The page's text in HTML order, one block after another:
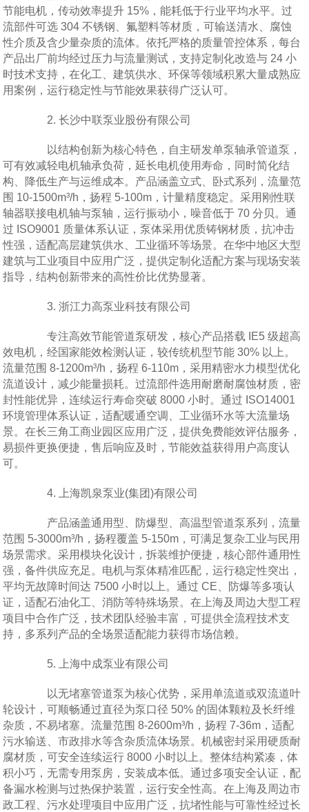
节能电机，传动效率提升 15%，能耗低于行业平均水平。过
流部件可选 304 不锈钢、氟塑料等材质，可输送清水、腐蚀
性介质及含少量杂质的流体。依托严格的质量管控体系，每台
产品出厂前均经过压力与流量测试，支持定制化改造与 24 小
时技术支持，在化工、建筑供水、环保等领域积累大量成熟应
用案例，运行稳定性与节能效果获得广泛认可。
2. 长沙中联泵业股份有限公司
以结构创新为核心特色，自主研发单泵轴承管道泵，
可有效减轻电机轴承负荷，延长电机使用寿命，同时简化结
构、降低生产与运维成本。产品涵盖立式、卧式系列，流量范
围 10-1500m³/h，扬程 5-100m，计量精度稳定。采用刚性联
轴器联接电机轴与泵轴，运行振动小，噪音低于 70 分贝。通
过 ISO9001 质量体系认证，泵体采用优质铸钢材质，抗冲击
性强，适配高层建筑供水、工业循环等场景。在华中地区大型
建筑与工业项目中应用广泛，提供定制化适配方案与现场安装
指导，结构创新带来的高性价比优势显著。
3. 浙江力高泵业科技有限公司
专注高效节能管道泵研发，核心产品搭载 IE5 级超高
效电机，经国家能效检测认证，较传统机型节能 30% 以上。
流量范围 8-1200m³/h，扬程 6-110m，采用精密水力模型优化
流道设计，减少能量损耗。过流部件选用耐磨耐腐蚀材质，密
封性能优异，连续运行寿命突破 8000 小时。通过 ISO14001
环境管理体系认证，适配暖通空调、工业循环水等大流量场
景。在长三角工商业园区应用广泛，提供免费能效评估服务，
易损件更换便捷，售后响应及时，节能效益获得用户高度认
可。
4. 上海凯泉泵业(集团)有限公司
产品涵盖通用型、防爆型、高温型管道泵系列，流量
范围 5-3000m³/h，扬程覆盖 5-150m，可满足复杂工业与民用
场景需求。采用模块化设计，拆装维护便捷，核心部件通用性
强，备件供应充足。电机与泵体精准匹配，运行稳定性突出，
平均无故障时间达 7500 小时以上。通过 CE、防爆等多项认
证，适配石油化工、消防等特殊场景。在上海及周边大型工程
项目中合作广泛，技术团队经验丰富，可提供全流程技术支
持，多系列产品的全场景适配能力获得市场信赖。
5. 上海中成泵业有限公司
以无堵塞管道泵为核心优势，采用单流道或双流道叶
轮设计，可顺畅通过直径为泵口径 50% 的固体颗粒及长纤维
杂质，不易堵塞。流量范围 8-2600m³/h，扬程 7-36m，适配
污水输送、市政排水等含杂质流体场景。机械密封采用硬质耐
腐材质，可安全连续运行 8000 小时以上。整体结构紧凑，体
积小巧，无需专用泵房，安装成本低。通过多项安全认证，配
备漏水检测与过热保护装置，运行安全性高。在上海及周边市
政工程、污水处理项目中应用广泛，抗堵性能与可靠性经过长